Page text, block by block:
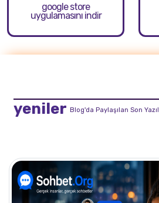
google store
uygulamasını indir
yeniler Blog'da Paylaşılan Son